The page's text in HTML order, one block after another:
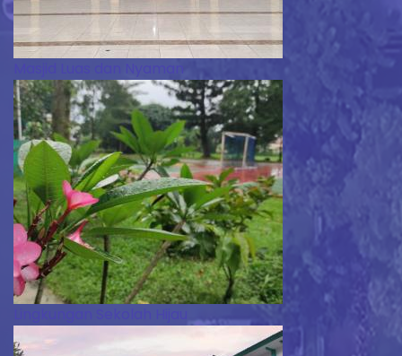
Masjid Luas dan Nyaman
Lingkungan Sekolah Hijau